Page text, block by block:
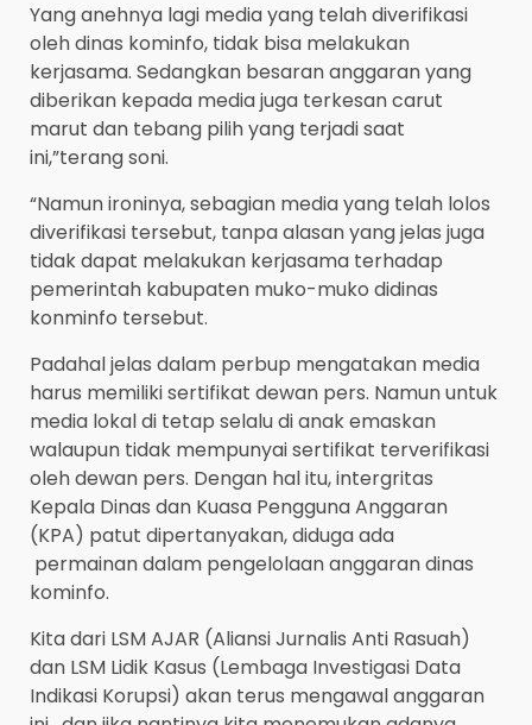
Yang anehnya lagi media yang telah diverifikasi
oleh dinas kominfo, tidak bisa melakukan
kerjasama. Sedangkan besaran anggaran yang
diberikan kepada media juga terkesan carut
marut dan tebang pilih yang terjadi saat
ini,”terang soni.
“Namun ironinya, sebagian media yang telah lolos
diverifikasi tersebut, tanpa alasan yang jelas juga
tidak dapat melakukan kerjasama terhadap
pemerintah kabupaten muko-muko didinas
konminfo tersebut.
Padahal jelas dalam perbup mengatakan media
harus memiliki sertifikat dewan pers. Namun untuk
media lokal di tetap selalu di anak emaskan
walaupun tidak mempunyai sertifikat terverifikasi
oleh dewan pers. Dengan hal itu, intergritas
Kepala Dinas dan Kuasa Pengguna Anggaran
(KPA) patut dipertanyakan, diduga ada
permainan dalam pengelolaan anggaran dinas
kominfo.
Kita dari LSM AJAR (Aliansi Jurnalis Anti Rasuah)
dan LSM Lidik Kasus (Lembaga Investigasi Data
Indikasi Korupsi) akan terus mengawal anggaran